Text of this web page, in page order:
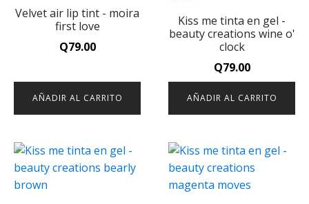
Velvet air lip tint - moira
first love
Q79.00
AÑADIR AL CARRITO
Kiss me tinta en gel -
beauty creations wine o'
clock
Q79.00
AÑADIR AL CARRITO